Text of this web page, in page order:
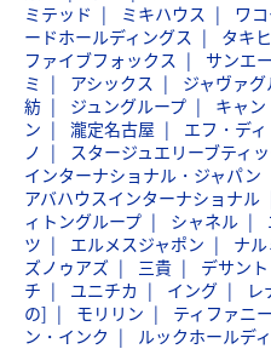
ミテッド
ミキハウス ワ
ードホールディングス
タキ
ファイブフォックス
サンエ
ミ
アシックス ジャヴァ
紡
ジュングループ キャン
ン
瀧定名古屋 エフ・デ
ノ
スタージュエリーブティ
インターナショナル・ジャパン
アバハウスインターナショナル
ィトングループ
シャネル
ツ
エルメスジャポン ナ
ズノゥアズ
三貴 デサント
チ
ユニチカ イング レ
の]
モリリン
ティファニ
ン・インク
ルックホールデ